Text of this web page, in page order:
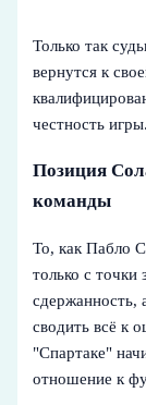
Только так
вернутся к
честность игры.
Позиция
команды
То, как Пабло
только с точки
сдержанность,
сводить всё к
"Спартаке"
отношение к